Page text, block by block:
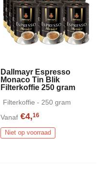
Dallmayr Espresso
Monaco Tin Blik
Filterkoffie 250 gram
Filterkoffie - 250 gram
Vanaf €4,16
Niet op voorraad